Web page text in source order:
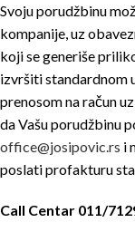
Svoju porudžbinu
kompanije, uz
koji se generiše
izvršiti standardnom
prenosom na račun
da Vašu porudžbinu
office@josipovic.rs i
poslati profakturu
Call Centar 011/